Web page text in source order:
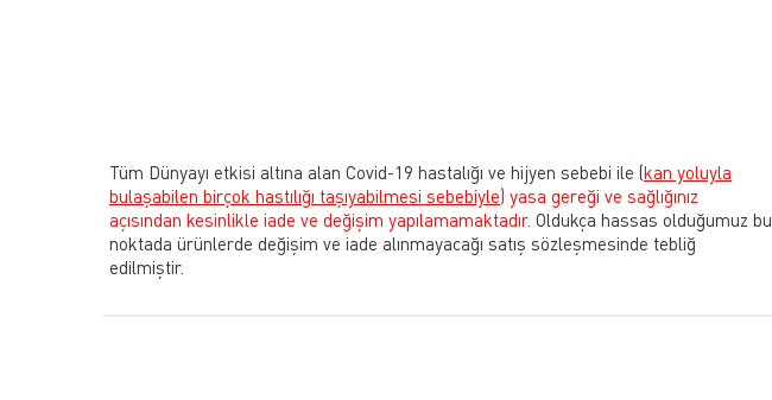
Tüm Dünyayı etkisi altına alan Covid-19 hastalığı ve hijyen sebebi ile (kan yoluyla
bulaşabilen birçok hastılığı taşıyabilmesi sebebiyle) yasa gereği ve sağlığınız
açısından kesinlikle iade ve değişim yapılamamaktadır. Oldukça hassas olduğumuz bu
noktada ürünlerde değişim ve iade alınmayacağı satış sözleşmesinde tebliğ
edilmiştir.